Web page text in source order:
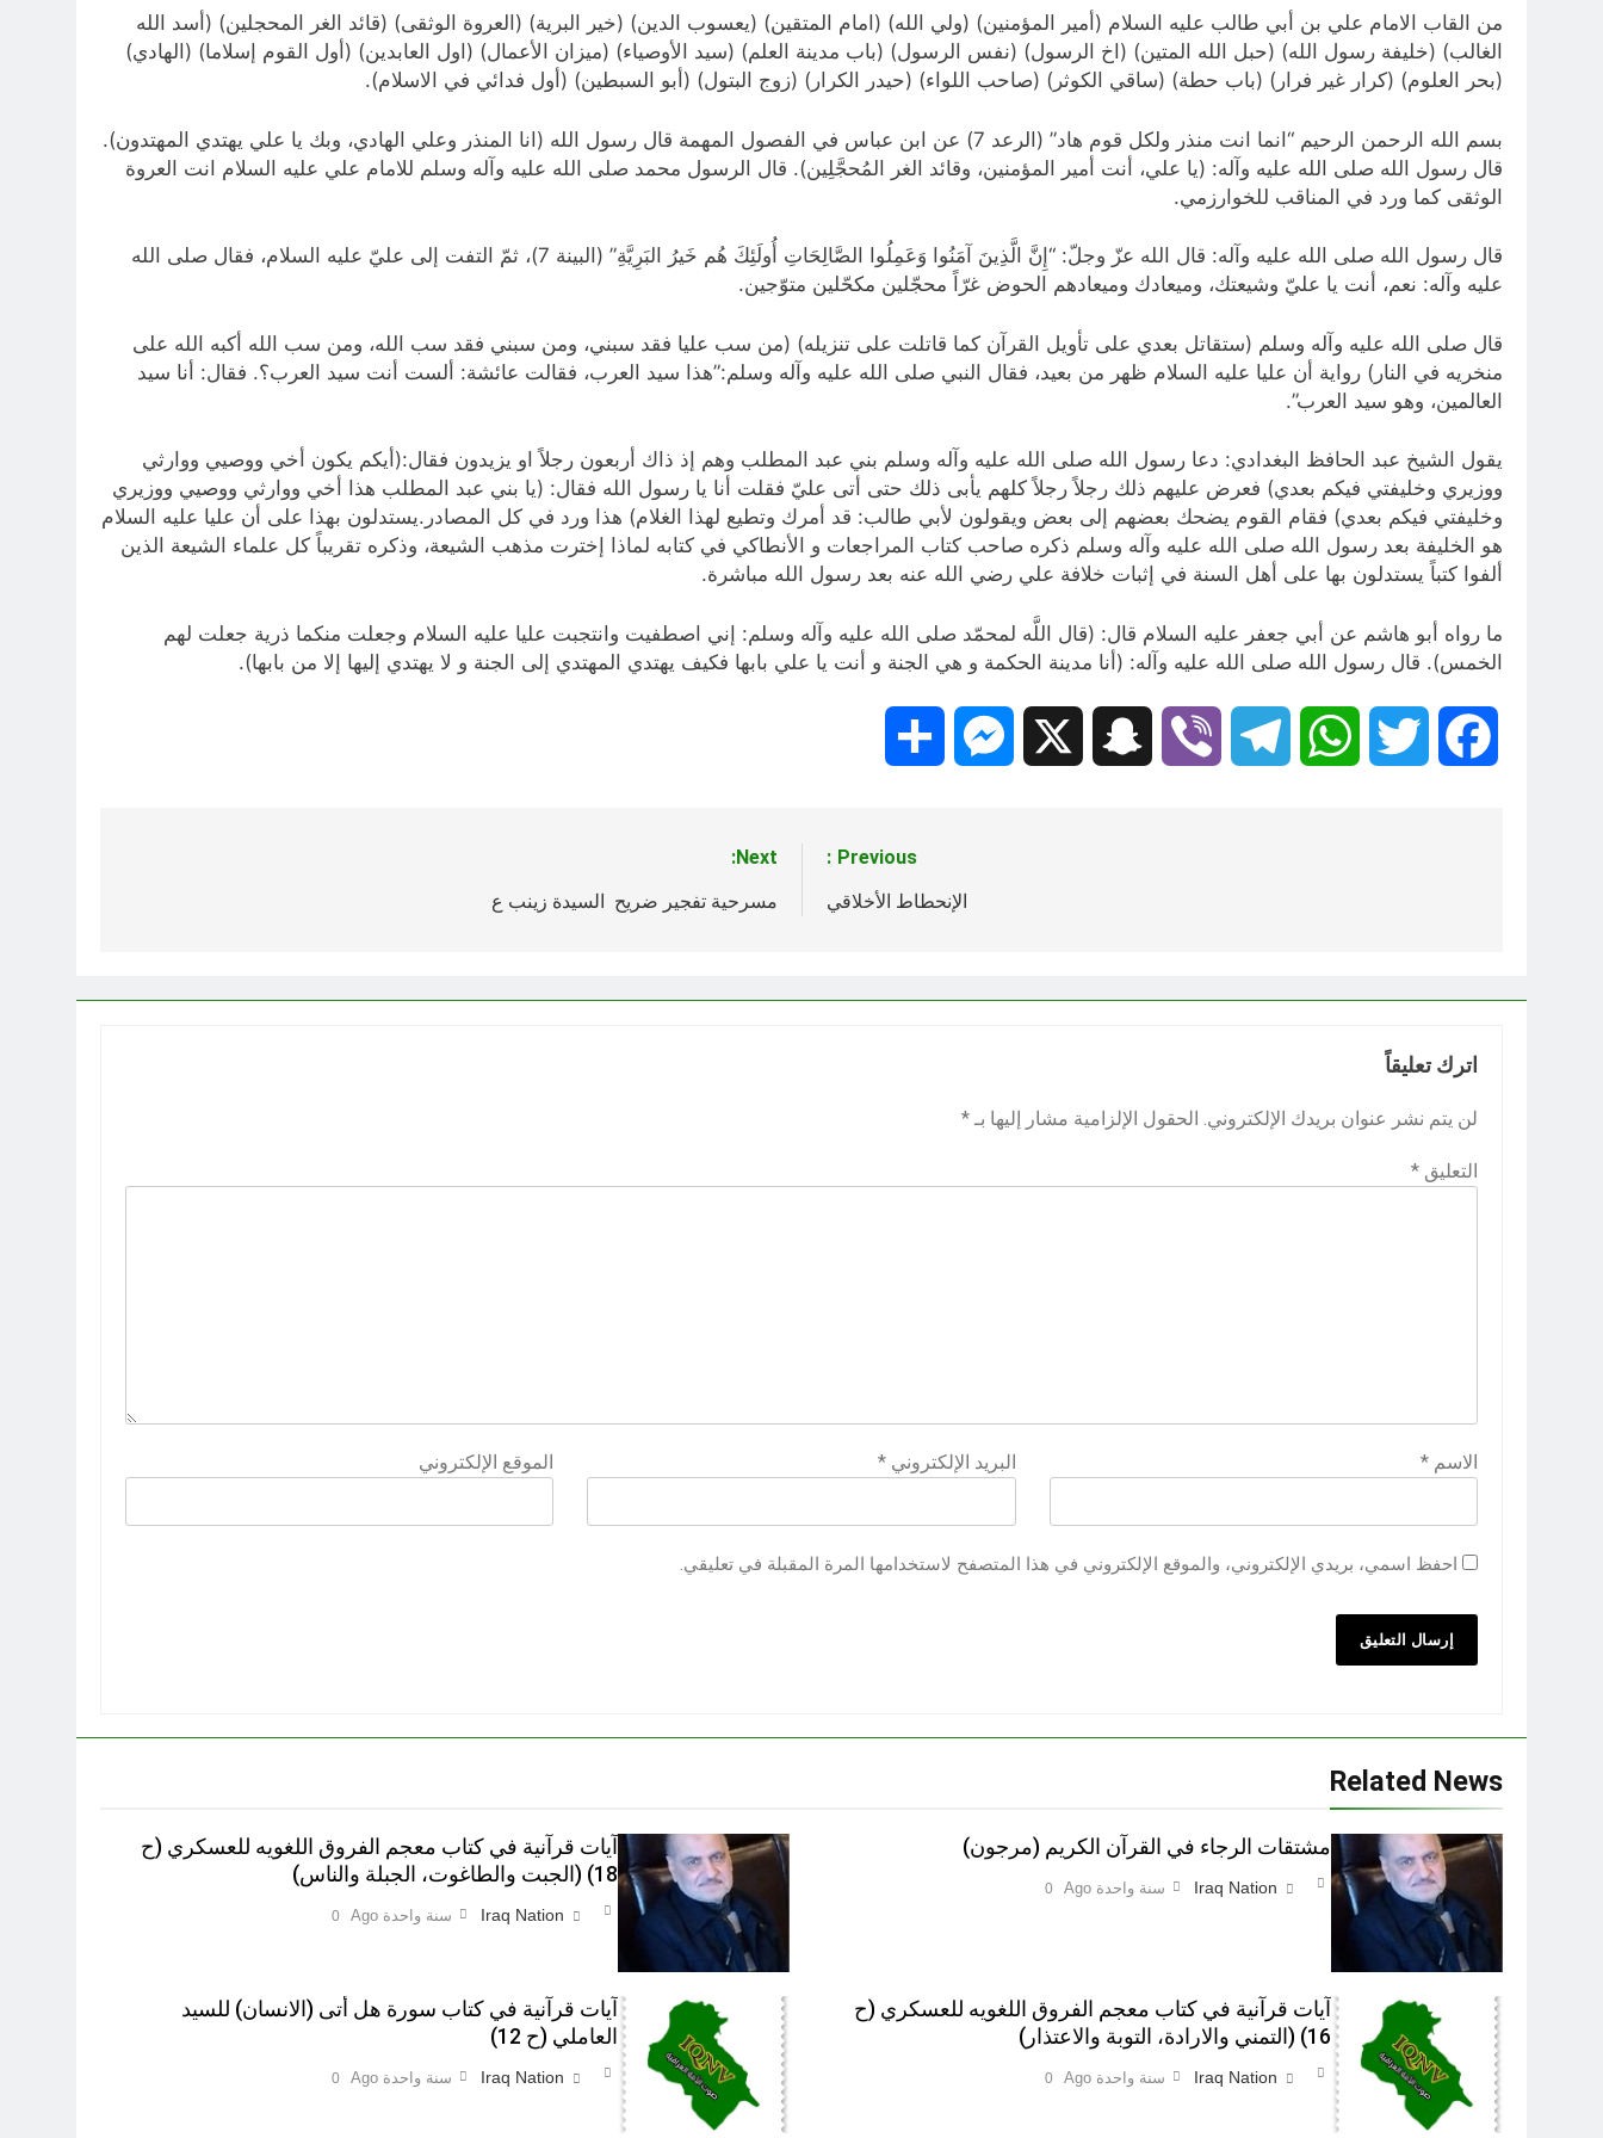
من القاب الامام علي بن أبي طالب عليه السلام (أمير المؤمنين) (ولي الله) (امام المتقين) (يعسوب الدين) (خير البرية) (العروة الوثقى) (قائد الغر المحجلين) (أسد الله
الغالب) (خليفة رسول الله) (حبل الله المتين) (اخ الرسول) (نفس الرسول) (باب مدينة العلم) (سيد الأوصياء) (ميزان الأعمال) (اول العابدين) (أول القوم إسلاما) (الهادي)
(بحر العلوم) (كرار غير فرار) (باب حطة) (ساقي الكوثر) (صاحب اللواء) (حيدر الكرار) (زوج البتول) (أبو السبطين) (أول فدائي في الاسلام).
بسم الله الرحمن الرحيم “انما انت منذر ولكل قوم هاد” (الرعد 7) عن ابن عباس في الفصول المهمة قال رسول الله (انا المنذر وعلي الهادي، وبك يا علي يهتدي المهتدون).
قال رسول الله صلى الله عليه وآله: (يا علي، أنت أمير المؤمنين، وقائد الغر المُحجَّلِين). قال الرسول محمد صلى الله عليه وآله وسلم للامام علي عليه السلام انت العروة
الوثقى كما ورد في المناقب للخوارزمي.
قال رسول الله صلى الله عليه وآله: قال الله عزّ وجلّ: “إِنَّ الَّذِينَ آمَنُوا وَعَمِلُوا الصَّالِحَاتِ أُولَئِكَ هُم خَيرُ البَرِيَّةِ” (البينة 7)، ثمّ التفت إلى عليّ عليه السلام، فقال صلى الله
عليه وآله: نعم، أنت يا عليّ وشيعتك، وميعادك وميعادهم الحوض غرّاً محجّلين مكحّلين متوّجين.
قال صلى الله عليه وآله وسلم (ستقاتل بعدي على تأويل القرآن كما قاتلت على تنزيله) (من سب عليا فقد سبني، ومن سبني فقد سب الله، ومن سب الله أكبه الله على
منخريه في النار) رواية أن عليا عليه السلام ظهر من بعيد، فقال النبي صلى الله عليه وآله وسلم:”هذا سيد العرب، فقالت عائشة: ألست أنت سيد العرب؟. فقال: أنا سيد
العالمين، وهو سيد العرب”.
يقول الشيخ عبد الحافظ البغدادي: دعا رسول الله صلى الله عليه وآله وسلم بني عبد المطلب وهم إذ ذاك أربعون رجلاً او يزيدون فقال:(أيكم يكون أخي ووصيي ووارثي
ووزيري وخليفتي فيكم بعدي) فعرض عليهم ذلك رجلاً رجلاً كلهم يأبى ذلك حتى أتى عليّ فقلت أنا يا رسول الله فقال: (يا بني عبد المطلب هذا أخي ووارثي ووصيي ووزيري
وخليفتي فيكم بعدي) فقام القوم يضحك بعضهم إلى بعض ويقولون لأبي طالب: قد أمرك وتطيع لهذا الغلام) هذا ورد في كل المصادر.يستدلون بهذا على أن عليا عليه السلام
هو الخليفة بعد رسول الله صلى الله عليه وآله وسلم ذكره صاحب كتاب المراجعات و الأنطاكي في كتابه لماذا إخترت مذهب الشيعة، وذكره تقريباً كل علماء الشيعة الذين
ألفوا كتباً يستدلون بها على أهل السنة في إثبات خلافة علي رضي الله عنه بعد رسول الله مباشرة.
ما رواه أبو هاشم عن أبي جعفر عليه السلام قال: (قال اللَّه لمحمّد صلى الله عليه وآله وسلم: إني اصطفيت وانتجبت عليا عليه السلام وجعلت منكما ذرية جعلت لهم
الخمس). قال رسول الله صلى الله عليه وآله: (أنا مدينة الحكمة و هي الجنة و أنت يا علي بابها فكيف يهتدي المهتدي إلى الجنة و لا يهتدي إليها إلا من بابها).
Facebook
Twitter
WhatsApp
Telegram
Viber
Snapchat
Messenger
Previous:
الإنحطاط الأخلاقي
Next:
مسرحية تفجير ضريح السيدة زينب ع
اترك تعليقاً
لن يتم نشر عنوان بريدك الإلكتروني. الحقول الإلزامية مشار إليها بـ *
التعليق *
الاسم * البريد الإلكتروني* الموقع الإلكتروني
احفظ اسمي، بريدي الإلكتروني، والموقع الإلكتروني في هذا المتصفح لاستخدامها المرة المقبلة في تعليقي.
Related News
مشتقات الرجاء في القرآن الكريم (مرجون)‎
Iraq Nation سنة واحدة Ago 0
آيات قرآنية في کتاب معجم الفروق اللغويه للعسكري (ح
18) (الجبت والطاغوت، الجبلة والناس)‎
Iraq Nation سنة واحدة Ago 0
آيات قرآنية في کتاب معجم الفروق اللغويه للعسكري (ح
16) (التمني والارادة، التوبة والاعتذار)‎
Iraq Nation سنة واحدة Ago 0
آيات قرآنية في كتاب سورة هل أتى (الانسان) للسيد
العاملي (ح 12)‎
Iraq Nation سنة واحدة Ago 0